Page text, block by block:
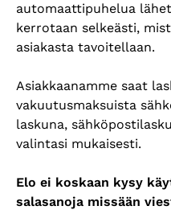
automaattipuhelua
kerrotaan selkeästi,
asiakasta tavoitellaan.
Asiakkaanamme saat
vakuutusmaksuista
laskuna,
valintasi mukaisesti.
Elo ei koskaan kysy
salasanoja missään